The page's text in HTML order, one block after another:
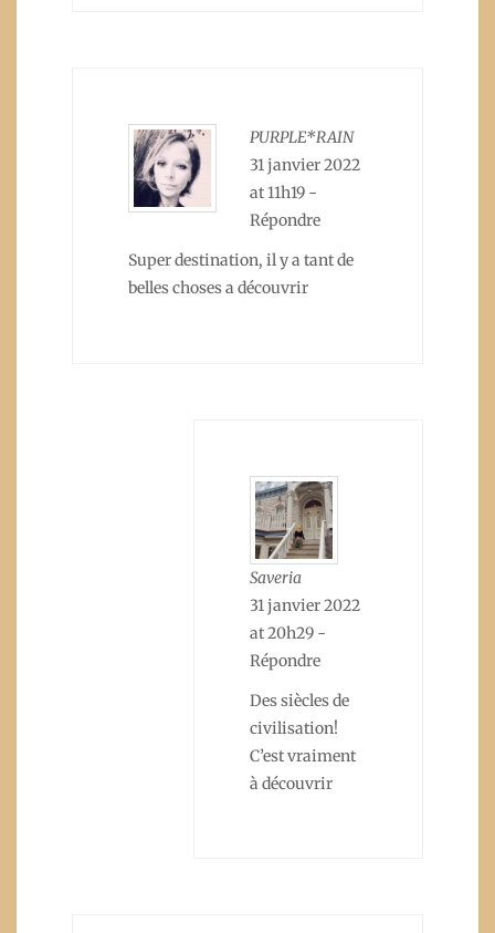
PURPLE*RAIN
31 janvier 2022
at 11h19 -
Répondre
Super destination, il y a tant de
belles choses a découvrir
Saveria
31 janvier 2022
at 20h29 -
Répondre
Des siècles de
civilisation!
C’est vraiment
à découvrir